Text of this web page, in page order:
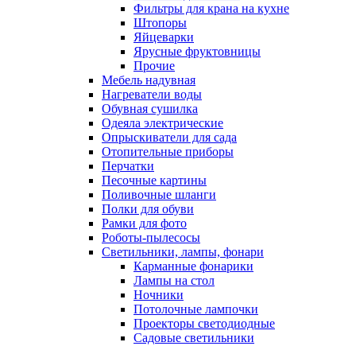
Фильтры для крана на кухне
Штопоры
Яйцеварки
Ярусные фруктовницы
Прочие
Мебель надувная
Нагреватели воды
Обувная сушилка
Одеяла электрические
Опрыскиватели для сада
Отопительные приборы
Перчатки
Песочные картины
Поливочные шланги
Полки для обуви
Рамки для фото
Роботы-пылесосы
Светильники, лампы, фонари
Карманные фонарики
Лампы на стол
Ночники
Потолочные лампочки
Проекторы светодиодные
Садовые светильники